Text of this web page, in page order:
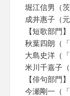
堀江信男（
成井惠子（
【短歌部門】
秋葉四朗（
大島史洋（
米川千嘉子
【俳句部門】
今瀬剛一（